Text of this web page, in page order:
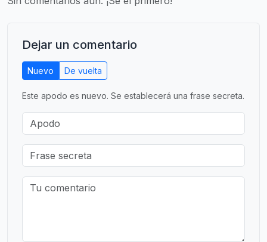
Dejar un comentario
Nuevo De vuelta
Este apodo es nuevo. Se establecerá una frase secreta.